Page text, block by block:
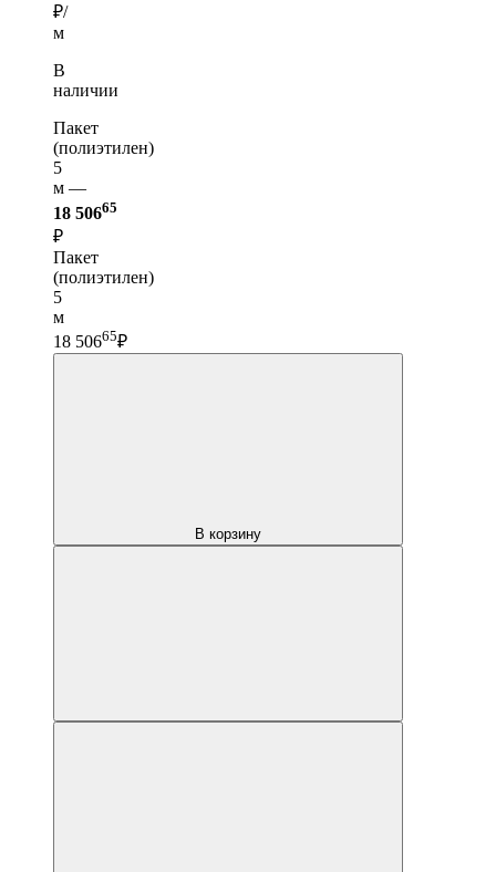
₽/
м
В
наличии
Пакет
(полиэтилен)
5
м —
18 50665
₽
Пакет
(полиэтилен)
5
м
18 50665₽
В корзину